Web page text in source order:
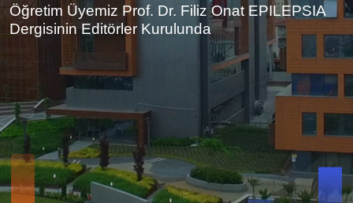
Öğretim Üyemiz Prof. Dr. Filiz Onat EPILEPSIA
Dergisinin Editörler Kurulunda